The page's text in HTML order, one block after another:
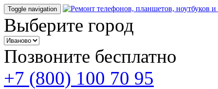
Toggle navigation
Выберите город
Позвоните бесплатно
+7 (800) 100 70 95